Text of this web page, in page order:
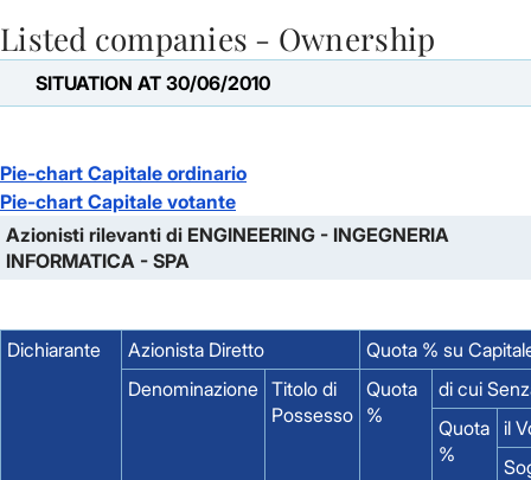
Skip to Main Content
Listed companies - Ownership
SITUATION AT 30/06/2010
Pie-chart Capitale ordinario
Pie-chart Capitale votante
Azionisti rilevanti di ENGINEERING - INGEGNERIA
INFORMATICA - SPA
Dichiarante Azionista Diretto
Quota % su
Denominazione Titolo di
Possesso
Quota
%
di cui
Quota
%
il